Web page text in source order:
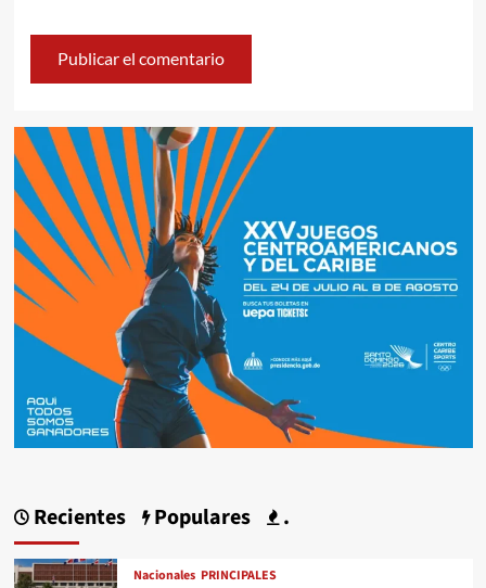
Recientes Populares .
Nacionales PRINCIPALES